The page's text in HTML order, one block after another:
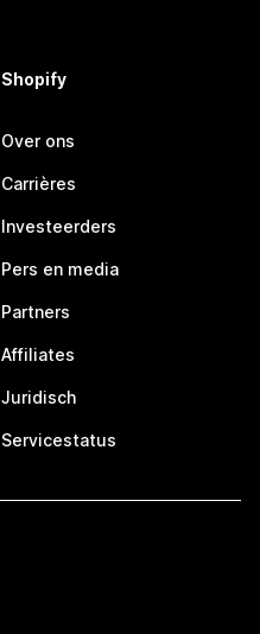
Shopify
Over ons
Carrières
Investeerders
Pers en media
Partners
Affiliates
Juridisch
Servicestatus